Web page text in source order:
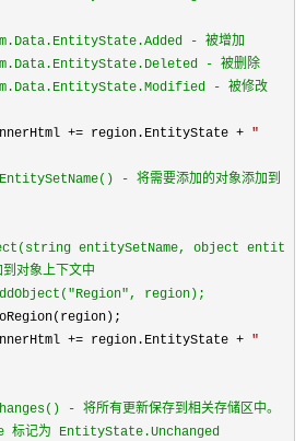
- 被增加
- 被删除
- 被修改
+= region.EntityState + "
- 将需要添加的对象添加到
entitySetName, object entit
对象上下文中
region);
+= region.EntityState + "
- 将所有更新保存到相关存储区中。
标记为 EntityState.Unchanged